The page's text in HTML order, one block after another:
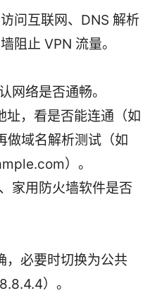
问互联网、DNS 解析
阻止 VPN 流量。
网络是否通畅。
，看是否能连通（如
域名解析测试（如
）。
家用防火墙软件是否
，必要时切换为公共
）。